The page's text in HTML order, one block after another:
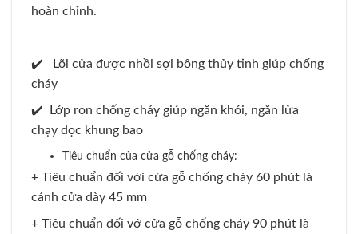
hoàn chỉnh.
✔️ Lõi cửa được nhồi sợi bông thủy tinh giúp chống
cháy
✔️ Lớp ron chống cháy giúp ngăn khói, ngăn lửa
chạy dọc khung bao
​Tiêu chuẩn của cửa gỗ chống cháy:
+ Tiêu chuẩn đối với cửa gỗ chống cháy 60 phút là
cánh cửa dày 45 mm
+ Tiêu chuẩn đối vớ cửa gỗ chống cháy 90 phút là